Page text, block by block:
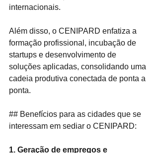
internacionais.
Além disso, o CENIPARD enfatiza a
formação profissional, incubação de
startups e desenvolvimento de
soluções aplicadas, consolidando uma
cadeia produtiva conectada de ponta a
ponta.
## Benefícios para as cidades que se
interessam em sediar o CENIPARD:
1. Geração de empregos e